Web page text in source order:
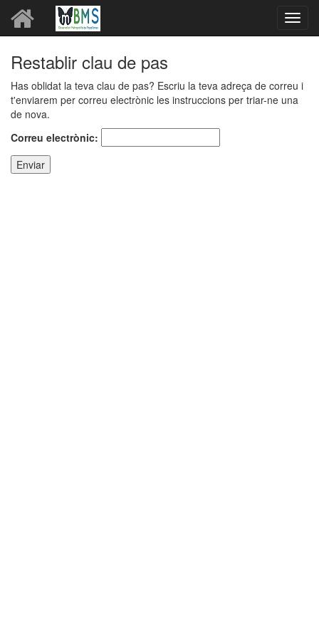
Restablir clau de pas
Has oblidat la teva clau de pas? Escriu la teva adreça de correu i
t'enviarem per correu electrònic les instruccions per triar-ne una
de nova.
Correu electrònic:
Enviar